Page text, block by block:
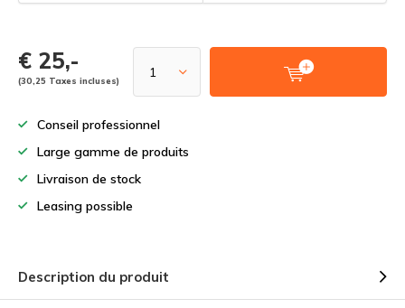
€ 25,-
(30,25 Taxes incluses)
Conseil professionnel
Large gamme de produits
Livraison de stock
Leasing possible
Description du produit